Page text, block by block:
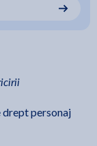
drept personaj